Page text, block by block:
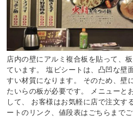
店内の壁にアルミ複合板を貼って、
ています。 塩ビシートは、凸凹な壁
すい材質になります。 そのため、壁
たいらの板が必要です。 メニューと
して、 お客様はお気軽に店で注文す
ートのリンク、値段表はごちらまでご